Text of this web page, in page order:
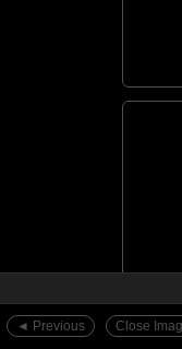
◄︎ Previous Close